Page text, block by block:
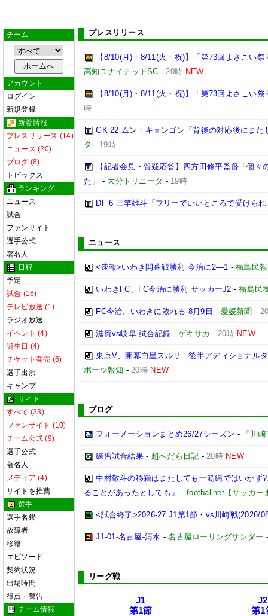
チーム
アカウント
ログイン
新規登録
新着情報
プレスリリース (14)
ニュース (20)
ブログ (8)
トピックス
ランキング
ニュース
試合
ファンサイト
選手公式
著名人
日程
予定
試合 (16)
テレビ放送 (1)
ラジオ放送
イベント (4)
誕生日 (4)
チケット発売 (6)
選手出演
キャンプ
サイト
すべて (23)
ファンサイト (10)
チーム公式 (9)
選手公式
著名人
メディア (4)
サイトを推薦
選手
選手名鑑
故障者
移籍
エピソード
契約状況
出場時間
得点・警告
チーム情報
プレスリリース
【8/10(月)・8/11(火・祝)】「第73回よさこい
高知ユナイテッドSC -20時 NEW
【8/10(月)・8/11(火・祝)】「第73回よさこい
時
GK 22 ムン・キョンゴン「背後の対応後にま
タ - 19時
【記者会見・質疑応答】四方田修平監督「個
た」
- 大分トリニータ - 19時
DF 6 三竿雄斗「フリーでいいところで受けら
ニュース
<速報>いわき開幕戦勝利 今治に2―1 -福島民報
いわきFC、FC今治に勝利 サッカーJ2 -福島民
FC今治、いわきに敗れる 8月9日 - 愛媛新聞 -
滋賀vs岐阜 試合記録 -ゲキサカ - 20時 NEW
東京V、開幕白星スルリ…後半アディショナル
ポーツ報知 -20時 NEW
ブログ
フォーメーションまとめ26/27シーズン - 「川
練習試合結果- 超へだら日記 -20時 NEW
中村敬斗の移籍はまたしても一筋縄ではいかず
ることがあったとしても」
-footballnet【サッカー
<試合終了>2026-27 J1第1節・vs川崎戦(2026/
J1-01-名古屋-清水 -名古屋ローリングサンダー
リーグ戦
J1
第1節
J2
第1